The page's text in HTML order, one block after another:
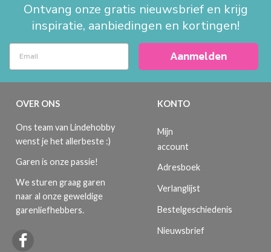
Ontvang onze gratis nieuwsbrief en krijg
inspiratie, aanbiedingen en kortingen!
Aanmelden
OVER ONS
Ons team van Lindehobby
wenst je het allerbeste :)
Garen is onze passie!
We sturen graag garen
naar al onze geweldige
garenliefhebbers.
KONTO
Mijn
account
Adresboek
Verlanglijst
Bestelgeschiedenis
Nieuwsbrief